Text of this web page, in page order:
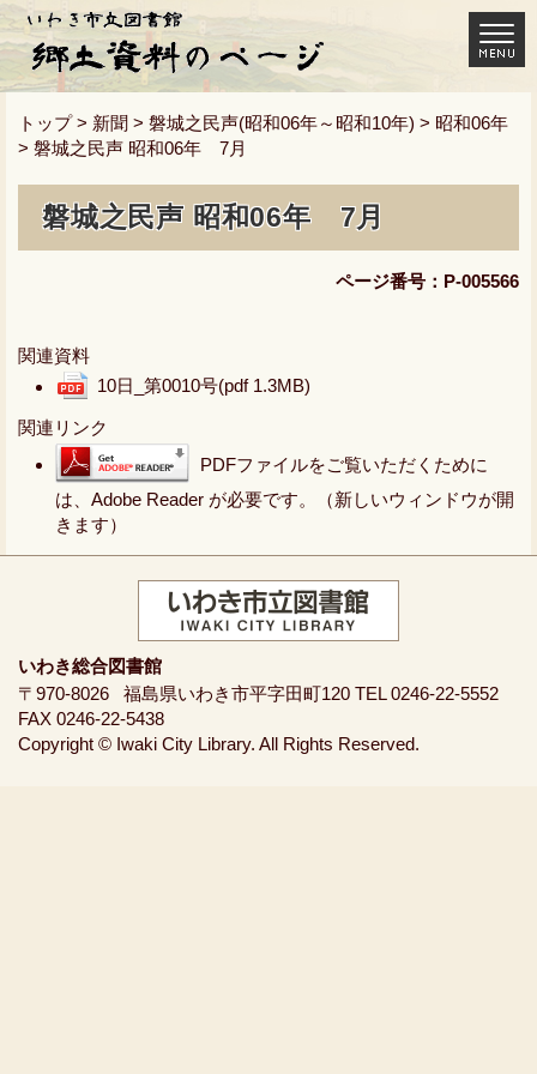
トップ> 新聞 > 磐城之民声(昭和06年～昭和10年) > 昭和06年
> 磐城之民声 昭和06年 7月
磐城之民声 昭和06年 7月
ページ番号：P-005566
関連資料
10日_第0010号(pdf 1.3MB)
関連リンク
PDFファイルをご覧いただくために
は、Adobe Reader が必要です。（新しいウィンドウが開
きます）
いわき総合図書館
〒970-8026
福島県いわき市平字田町120 TEL 0246-22-5552
FAX 0246-22-5438
Copyright © Iwaki City Library. All Rights Reserved.